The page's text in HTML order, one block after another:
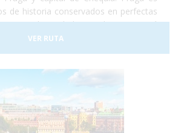
de historia conservados en perfectas
a esto, la Ciudad Vieja de Praga está
de la Humanidad por la UNESCO.
te irás maravillado. Te aseguramos
en el subsuelo del ayuntamiento
tradicional estarás sin palabras. Así
Praga, en el corazón de Europa
VER RUTA